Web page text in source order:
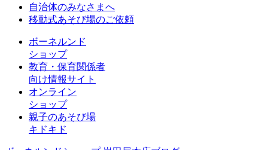
自治体のみなさまへ
移動式あそび場のご依頼
ボーネルンド
ショップ
教育・保育関係者
向け情報サイト
オンライン
ショップ
親子のあそび場
キドキド